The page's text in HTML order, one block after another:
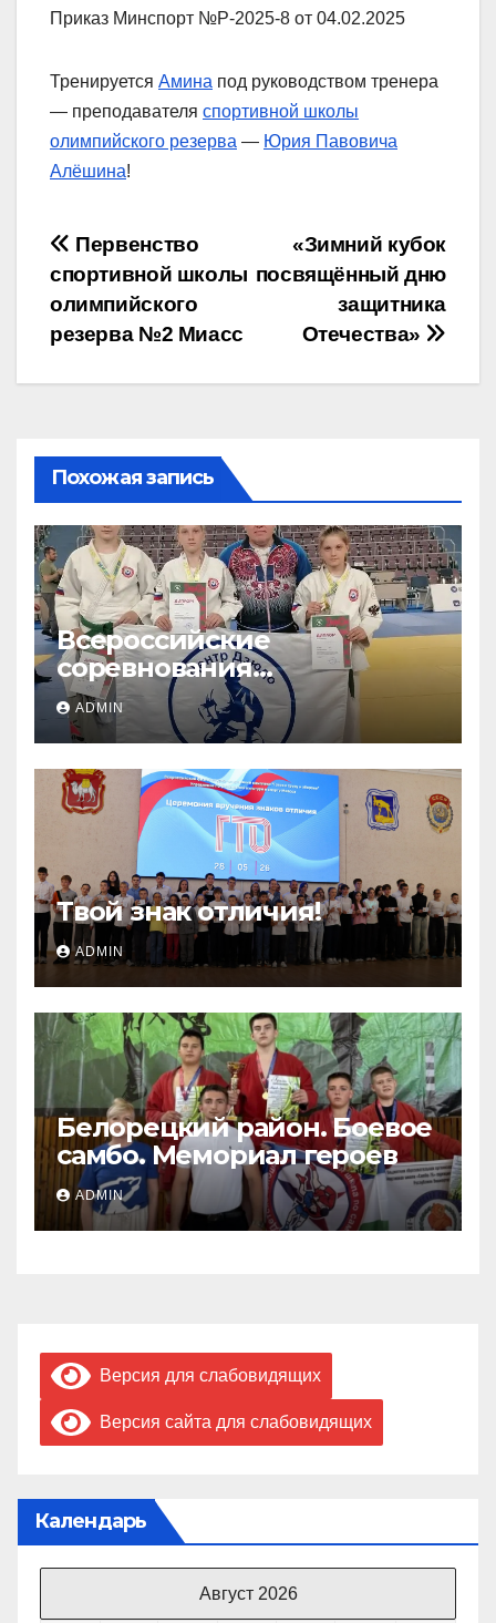
Приказ Минспорт №Р-2025-8 от 04.02.2025
Тренируется Амина под руководством тренера
— преподавателя спортивной школы
олимпийского резерва — Юрия Павовича
Алёшина!
Навигация
по
записям
«Зимний кубок
посвящённый дню
защитника
Отечества»
Первенство
спортивной школы
олимпийского
резерва №2 Миасс
Похожая запись
Всероссийские
соревнования
«ЛОКОДЗЮДО»!
ADMIN
Твой знак отличия!
ADMIN
Белорецкий район. Боевое
самбо. Мемориал героев
ADMIN
Версия для слабовидящих
Версия сайта для слабовидящих
Календарь
Август 2026